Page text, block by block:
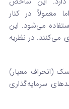
معمولاً در کنار
می‌شود. این
می‌کنند. در نظریه
(انحراف معیار)
سرمایه‌گذاری